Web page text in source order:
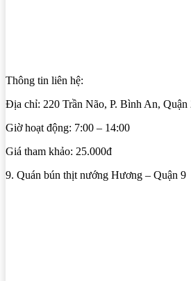
Thông tin liên hệ:
Địa chỉ: 220 Trần Não, P. Bình An,
Giờ hoạt động: 7:00 – 14:00
Giá tham khảo: 25.000đ
9. Quán bún thịt nướng Hương – Quận 9